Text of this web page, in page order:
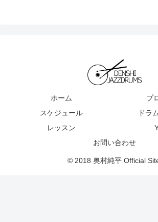
ホーム
プ
スケジュール
ドラ
レッスン
お問い合わせ
© 2018 奥村純平 Official